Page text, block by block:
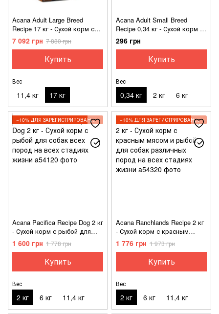
Acana Adult Large Breed
Recipe 17 кг - Сухой корм с
мясом цыпленка для крупных
и гигантских пород
7 092 грн 7 880 грн
Купить
Вес
11,4 кг 17 кг
Acana Adult Small Breed
Recipe 0,34 кг - Сухой корм с
мясом цыплят для взрослых
собак малых пород
296 грн
Купить
Вес
0,34 кг 2 кг 6 кг
−10% ДЛЯ ЗАРЕГИСТРИРОВАННЫХ КЛИЕНТОВ
Acana Pacifica Recipe Dog 2 кг
- Сухой корм с рыбой для
собак всех пород на всех
стадиях жизни
1 600 грн 1 778 грн
Купить
Вес
2 кг 6 кг 11,4 кг
−10% ДЛЯ ЗАРЕГИСТРИРОВАННЫХ КЛИЕНТОВ
Acana Ranchlands Recipe 2 кг
- Сухой корм с красным
мясом и рыбой для собак
различных пород на всех
стадиях жизни
1 776 грн 1 973 грн
Купить
Вес
2 кг 6 кг 11,4 кг